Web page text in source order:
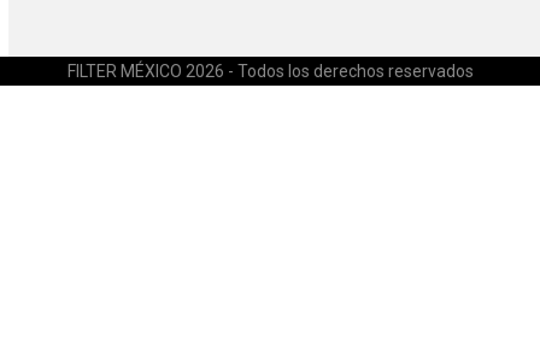
FILTER MÉXICO 2026 - Todos los derechos reservados